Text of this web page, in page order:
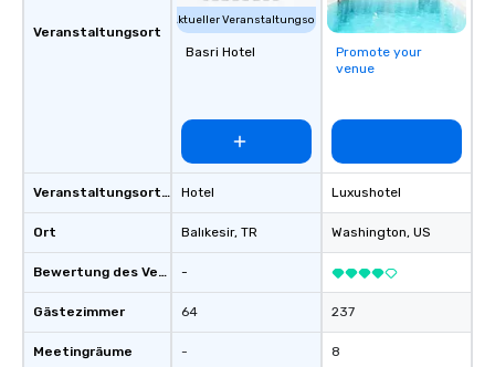
Veranstaltungsort
Veranstaltungsortstyp
Ort
Bewertung des Veranstaltungsortes
Gästezimmer
Meetingräume
Aktueller Veranstaltungsort
Basri Hotel
Hotel
Balıkesir, TR
-
64
-
Promote your
venue
Luxushotel
Washington, US
237
8